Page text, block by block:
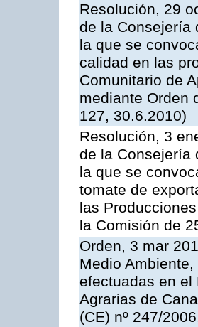
Resolución, 29
de la Consejería
la que se
calidad en las
Comunitario de
mediante Orden
127, 30.6.2010)
Resolución, 3
de la Consejería
la que se
tomate de
las
la Comisión de
Orden, 3 mar
Medio
efectuadas en el
Agrarias de
(CE) nº 247/